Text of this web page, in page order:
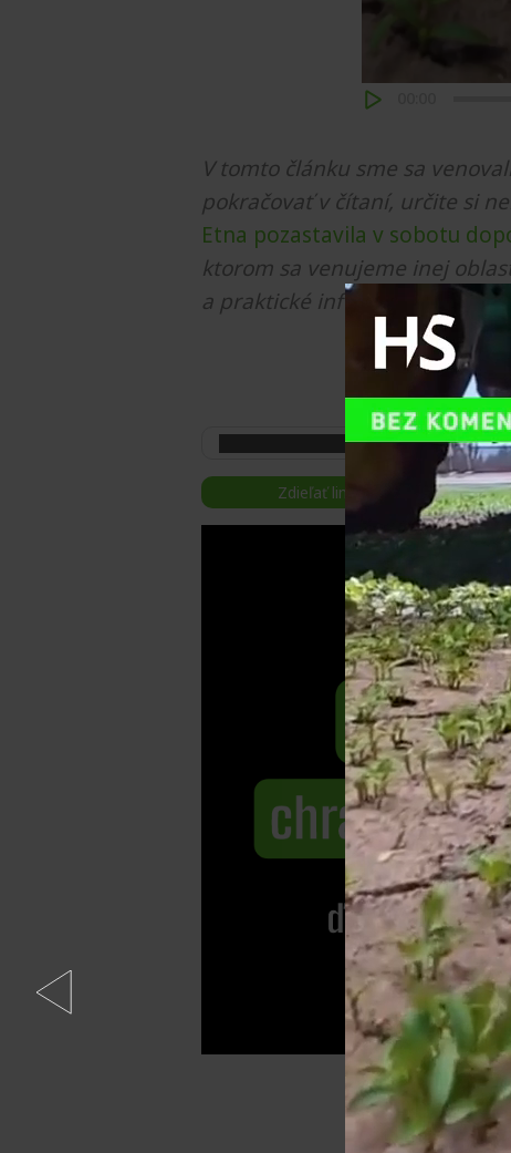
V tomto článku sme sa
pokračovať v čítaní, určite si
Etna pozastavila v sobotu
ktorom sa venujeme inej
a praktické informácie.
Sledujte
Zdieľať link